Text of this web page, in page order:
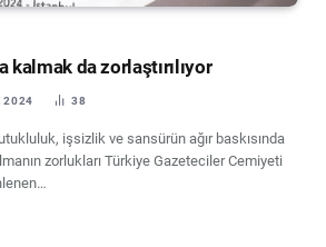
kalmak da zorlaştırılıyor
2024 38
işsizlik ve sansürün ağır baskısında
zorlukları Türkiye Gazeteciler Cemiyeti